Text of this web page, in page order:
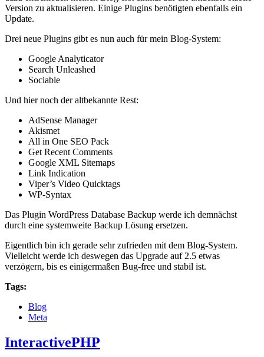
Version zu aktualisieren. Einige Plugins benötigten ebenfalls ein
Update.
Drei neue Plugins gibt es nun auch für mein Blog-System:
Google Analyticator
Search Unleashed
Sociable
Und hier noch der altbekannte Rest:
AdSense Manager
Akismet
All in One SEO Pack
Get Recent Comments
Google XML Sitemaps
Link Indication
Viper’s Video Quicktags
WP-Syntax
Das Plugin WordPress Database Backup werde ich demnächst
durch eine systemweite Backup Lösung ersetzen.
Eigentlich bin ich gerade sehr zufrieden mit dem Blog-System.
Vielleicht werde ich deswegen das Upgrade auf 2.5 etwas
verzögern, bis es einigermaßen Bug-free und stabil ist.
Tags:
Blog
Meta
InteractivePHP